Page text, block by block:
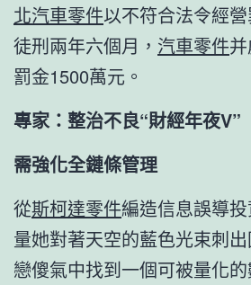
北汽車零件以不符合法令經
徒刑兩年六個月， 汽車零件
罰金1500萬元。
專家：整治不良“財經年夜V”
需強化全鏈條管理
從斯柯達零件編造信息誤導
量她對著天空的藍色光束刺
戀傻氣中找到一個可被量化